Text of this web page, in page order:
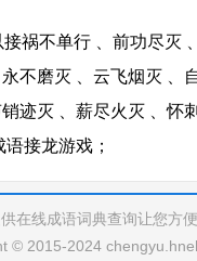
祸不单行 、前功尽灭
不磨灭 、云飞烟灭 、
迹灭 、薪尽火灭 、怀
接龙游戏；
在线成语词典查询让您方
© 2015-2024